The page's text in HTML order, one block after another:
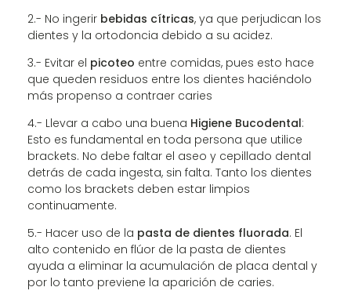
2.- No ingerir bebidas cítricas, ya que perjudican los
dientes y la ortodoncia debido a su acidez.
3.- Evitar el picoteo entre comidas, pues esto hace
que queden residuos entre los dientes haciéndolo
más propenso a contraer caries
4.- Llevar a cabo una buena Higiene Bucodental:
Esto es fundamental en toda persona que utilice
brackets. No debe faltar el aseo y cepillado dental
detrás de cada ingesta, sin falta. Tanto los dientes
como los brackets deben estar limpios
continuamente.
5.- Hacer uso de la pasta de dientes fluorada. El
alto contenido en flúor de la pasta de dientes
ayuda a eliminar la acumulación de placa dental y
por lo tanto previene la aparición de caries.